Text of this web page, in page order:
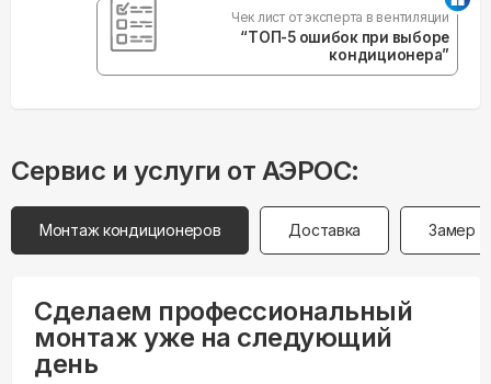
Чек лист от эксперта в вентиляции
“ТОП-5 ошибок при выборе
кондиционера”
Сервис и услуги от АЭРОС:
Монтаж кондиционеров Доставка Замер
Сделаем профессиональный
монтаж уже на следующий
день